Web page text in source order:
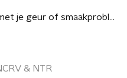
Leren leven met je geur of smaakprobleem
& NTR